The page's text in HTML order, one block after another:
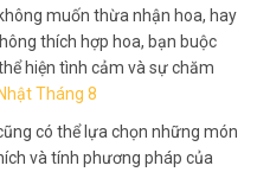
muốn thừa nhận hoa, hay
thích hợp hoa, bạn buộc
hiện tình cảm và sự chăm
Tháng 8
có thể lựa chọn những món
và tính phương pháp của